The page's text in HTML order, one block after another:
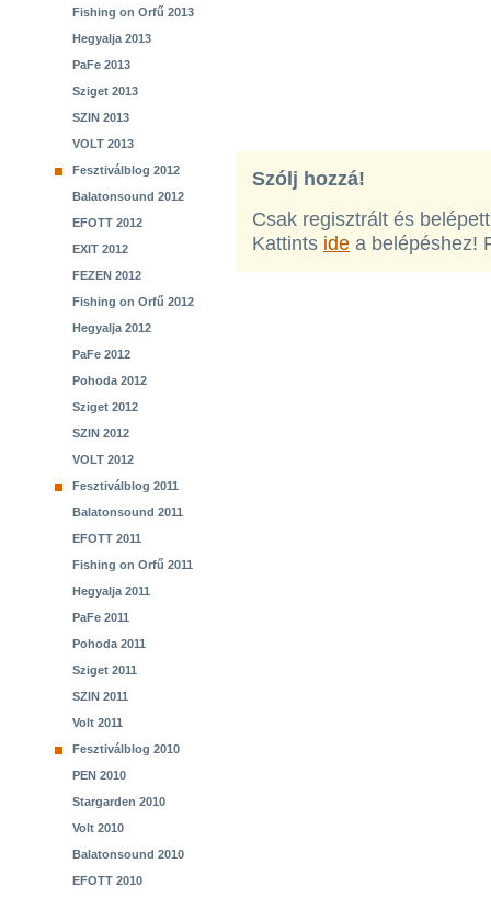
Fishing on Orfű 2013
Hegyalja 2013
PaFe 2013
Sziget 2013
SZIN 2013
VOLT 2013
Fesztiválblog 2012
Balatonsound 2012
EFOTT 2012
EXIT 2012
FEZEN 2012
Fishing on Orfű 2012
Hegyalja 2012
PaFe 2012
Pohoda 2012
Sziget 2012
SZIN 2012
VOLT 2012
Fesztiválblog 2011
Balatonsound 2011
EFOTT 2011
Fishing on Orfű 2011
Hegyalja 2011
PaFe 2011
Pohoda 2011
Sziget 2011
SZIN 2011
Volt 2011
Fesztiválblog 2010
PEN 2010
Stargarden 2010
Volt 2010
Balatonsound 2010
EFOTT 2010
Szólj hozzá!
Csak regisztrált és
Kattints ide a belépéshez!